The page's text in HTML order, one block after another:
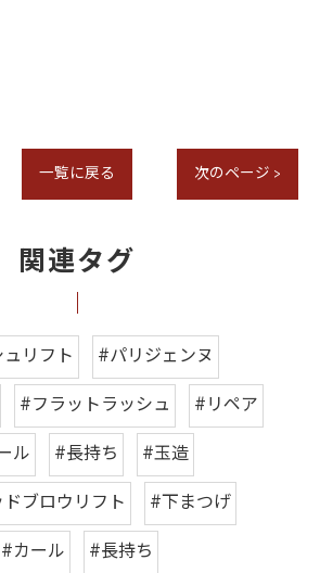
一覧に戻る 次のページ >
関連タグ
リフト
#パリジェンヌ
#フラットラッシュ
#リペア
ル
#長持ち
#玉造
ブロウリフト
#下まつげ
#カール
#長持ち